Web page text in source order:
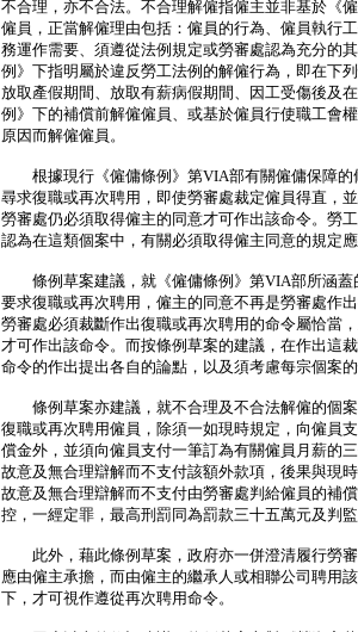
不合理，亦不合法。不合理解僱指僱主並非基於《
僱員，正當解僱理由包括：僱員的行為、僱員執行
務運作需要、須遵從法例規定或勞審處認為充分的
例》下指明屬於違反勞工法例的解僱行為，即在下
放取產假期間、放取有薪病假期間、因工受傷後及
例》下的補償前解僱僱員、或基於僱員行使職工會
原因而解僱僱員。
根據現行《僱傭條例》第VIA部有關僱傭保障的
尋求復職或再次聘用，即使勞審處裁定僱員得直，
勞審處仍必須取得僱主的同意才可作出該命令。勞
認為在這類個案中，有關必須取得僱主同意的規定應
條例草案建議，就《僱傭條例》第VIA部所涵蓋
要求復職或再次聘用，僱主的同意不再是勞審處作
勞審處必須裁斷作出復職或再次聘用的命令屬恰當
才可作出該命令。而按條例草案的建議，在作出這
命令的作出提出各自的論點，以及須考慮每宗個案的
條例草案亦建議，就不合理及不合法解僱的個案
復職或再次聘用僱員，除須一如現時規定，向僱員
償金外，並須向僱員支付一筆訂為有關僱員月薪的
故意及無合理辯解而不支付該額外款項，後果與現
故意及無合理辯解而不支付由勞審處判給僱員的補
控，一經定罪，最高刑罰同為罰款三十五萬元及判監
此外，藉此條例草案，政府亦一併澄清履行勞審
應由僱主承擔，而由僱主的繼承人或相聯公司聘用
下，才可視作遵從再次聘用命令。